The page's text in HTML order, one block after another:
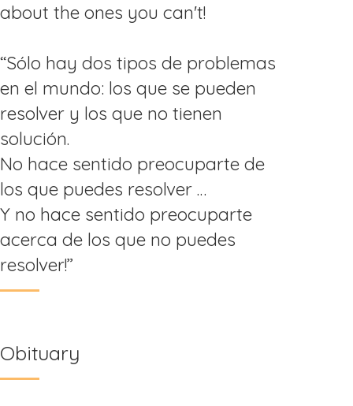
about the ones you can't!
“Sólo hay dos tipos de problemas
en el mundo: los que se pueden
resolver y los que no tienen
solución.
No hace sentido preocuparte de
los que puedes resolver …
Y no hace sentido preocuparte
acerca de los que no puedes
resolver!”
Obituary